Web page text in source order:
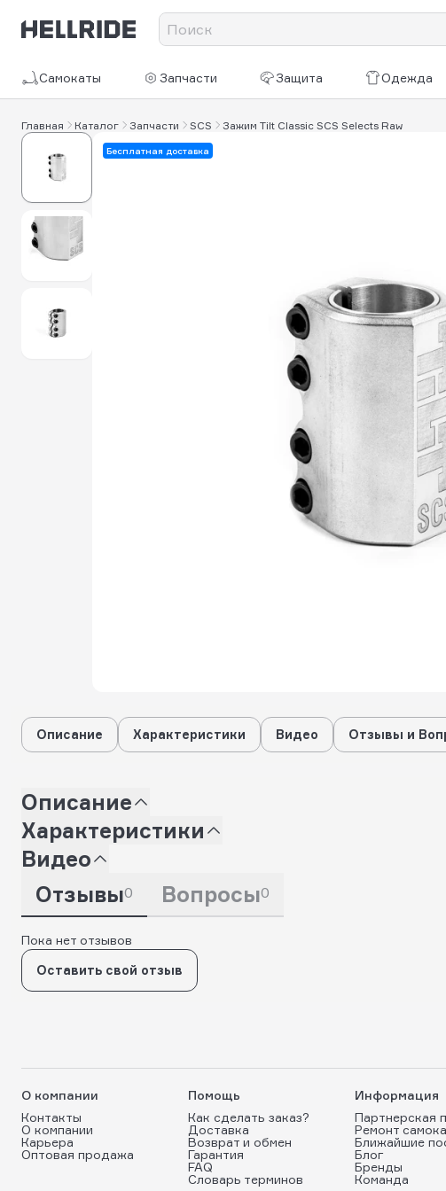
Самокаты Запчасти Защита Одежда
Главная Каталог Запчасти SCS Зажим Tilt Classic SCS Selects Raw
Бесплатная доставка
Описание Характеристики Видео Отзывы и
Описание
Характеристики
Видео
Отзывы0 Вопросы0
Пока нет отзывов
Оставить свой отзыв
О компании
Контакты
О компании
Карьера
Оптовая продажа
Помощь
Как сделать заказ?
Доставка
Возврат и обмен
Гарантия
FAQ
Словарь терминов
Информация
Партнерская
Ремонт
Ближайшие
Блог
Бренды
Команда